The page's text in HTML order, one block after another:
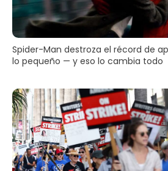
Spider-Man destroza el récord de
lo pequeño — y eso lo cambia todo